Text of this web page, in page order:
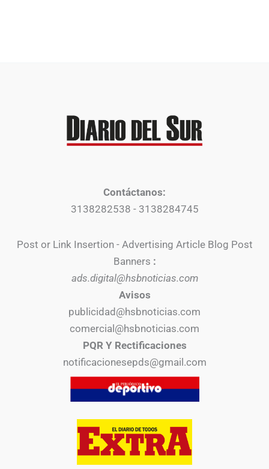
Contáctanos:
3138282538 - 3138284745
Post or Link Insertion - Advertising Article Blog Post
Banners :
ads.digital@hsbnoticias.com
Avisos
publicidad@hsbnoticias.com
comercial@hsbnoticias.com
PQR Y Rectificaciones
notificacionesepds@gmail.com